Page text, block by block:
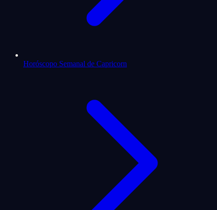
Horóscopo Semanal de Capricorn